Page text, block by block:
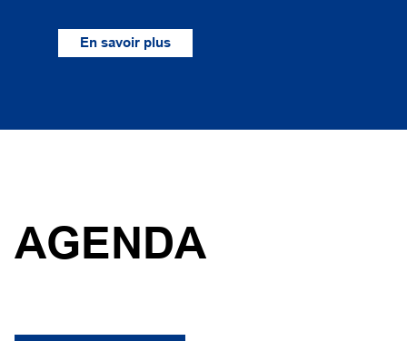
En savoir plus
AGENDA